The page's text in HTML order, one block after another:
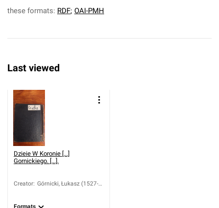
these formats: RDF; OAI-PMH
Last viewed
Dzieie W Koronie [...]
Gornickiego. [...].
Creator: Górnicki, Łukasz (1527-
Formats